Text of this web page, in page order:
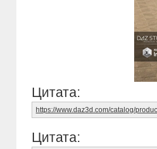
Цитата:
https://www.daz3d.com/catalog/
Цитата: